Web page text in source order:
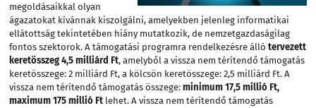
megoldásaikkal olyan
ágazatokat kívánnak kiszolgálni, amelyekben jelenleg informatikai
ellátottság tekintetében hiány mutatkozik, de nemzetgazdaságilag
fontos szektorok. A támogatási programra rendelkezésre állótervezett
keretösszeg 4,5 milliárd Ft, amelyből a vissza nem térítendő támogatás
keretösszege: 2 milliárd Ft, a kölcsön keretösszege: 2,5 milliárd Ft. A
vissza nem térítendő támogatás összege:minimum 17,5 millió Ft,
maximum 175 millió Ft lehet. A vissza nem térítendő támogatás